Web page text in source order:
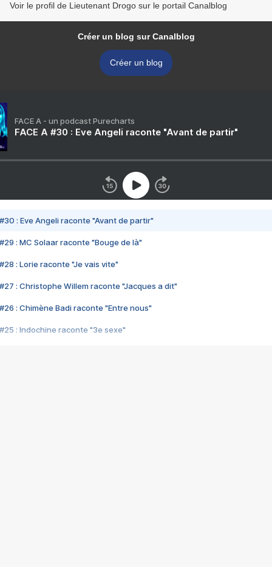
Voir le profil de Lieutenant Drogo sur le portail Canalblog
Créer un blog sur Canalblog
Créer un blog
FACE A - un podcast Purecharts
FACE A #30 : Eve Angeli raconte "Avant de partir"
#30 : Eve Angeli raconte "Avant de partir"
#29 : MC Solaar raconte "Bouge de là"
#28 : Lorie raconte "Je vais vite"
#27 : Christophe Willem raconte "Jacques a dit"
#26 : Chimène Badi raconte "Entre nous"
#25 : Indochine raconte "3e sexe"